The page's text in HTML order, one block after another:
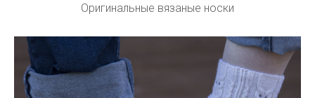
Оригинальные вязаные носки